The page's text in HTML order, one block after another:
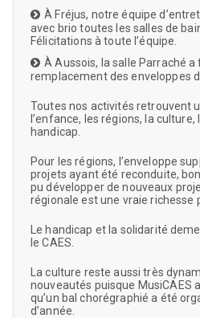
À Fréjus, notre équipe
avec brio toutes les salles de
Félicitations à toute l’équipe.
À Aussois, la salle Parraché
remplacement des enveloppes
Toutes nos activités retrouvent
l’enfance, les régions, la
handicap.
Pour les régions, l’enveloppe
projets ayant été reconduite,
pu développer de nouveaux
régionale est une vraie richesse
Le handicap et la solidarité
le CAES.
La culture reste aussi très
nouveautés puisque MusiCAES
qu’un bal chorégraphié a été
d’année.